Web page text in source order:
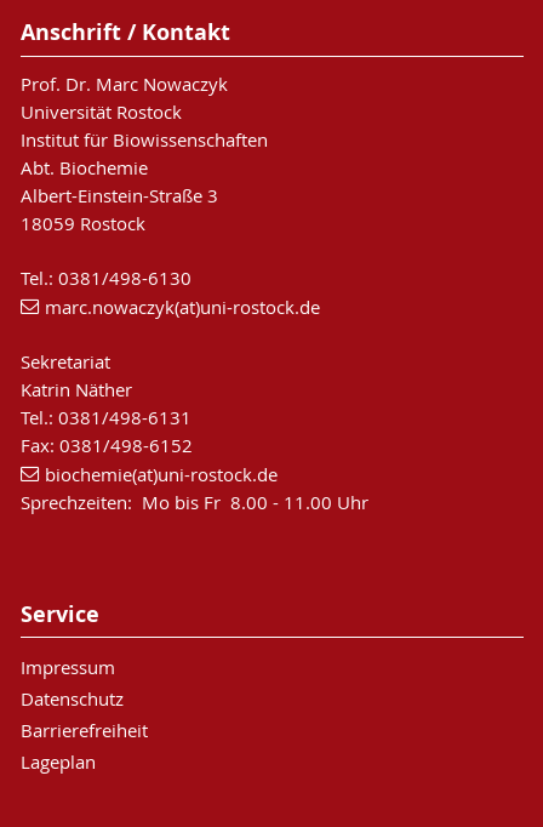
Anschrift / Kontakt
Prof. Dr. Marc Nowaczyk
Universität Rostock
Institut für Biowissenschaften
Abt. Biochemie
Albert-Einstein-Straße 3
18059 Rostock
Tel.: 0381/498-6130
marc.nowaczyk(at)uni-rostock.de
Sekretariat
Katrin Näther
Tel.: 0381/498-6131
Fax: 0381/498-6152
biochemie(at)uni-rostock.de
Sprechzeiten: Mo bis Fr 8.00 - 11.00 Uhr
Service
Impressum
Datenschutz
Barrierefreiheit
Lageplan